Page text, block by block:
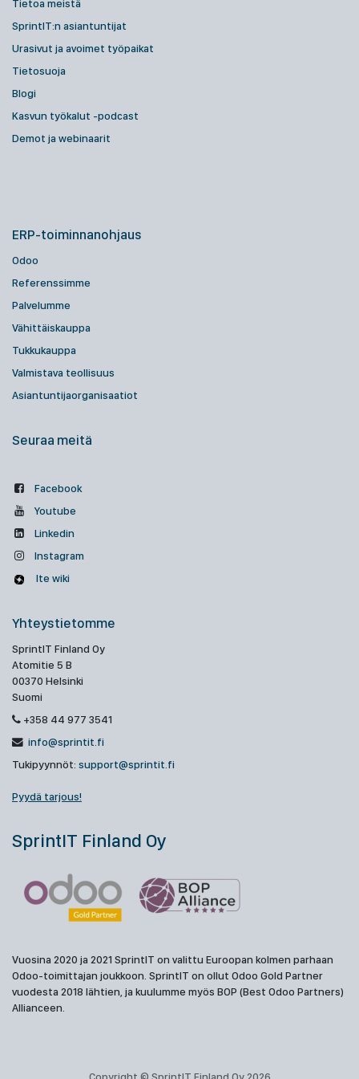
Tietoa meistä
SprintIT:n asiantuntijat
Urasivut ja avoimet työpaikat
Tietosuoja
Blogi
Kasvun työkalut -podcast
Demot ja webinaarit
ERP-toiminnanohjaus
Odoo
Referenssimme
Palvelumme
Vähittäiskauppa
Tukkukauppa
Valmistava teollisuus
Asiantuntijaorganisaatiot
Seuraa meitä
Facebook
Youtube
Linkedin
Instagram
Ite wiki
Yhteystietomme
SprintIT Finland Oy
Atomitie 5 B
00370 Helsinki
Suomi
+358 44 977 3541
info@sprintit.fi
Tukipyynnöt: support@sprintit.fi
Pyydä tarjous!
SprintIT Finland Oy
Vuosina 2020 ja 2021 SprintIT on valittu Euroopan kolmen parhaan
Odoo-toimittajan joukkoon. SprintIT on ollut Odoo Gold Partner
vuodesta 2018 lähtien, ja kuulumme myös BOP (Best Odoo Partners)
Allianceen.
Copyright © SprintIT Finland Oy 2026